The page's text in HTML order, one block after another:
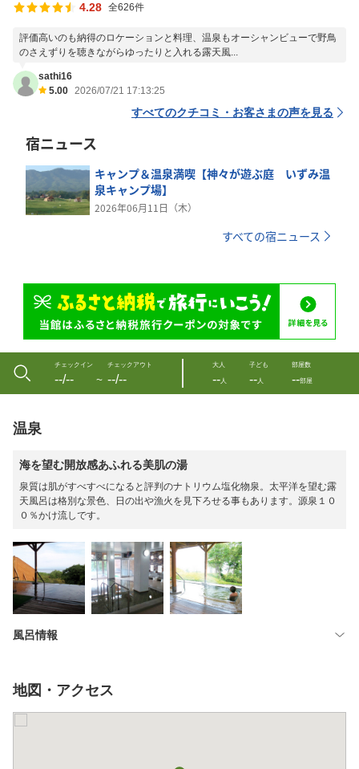
4.28 全626件
評価高いのも納得のロケーションと料理、温泉もオーシャンビューで野鳥
のさえずりを聴きながらゆったりと入れる露天風...
sathi16
5.00 2026/07/21 17:13:25
すべてのクチコミ・お客さまの声を見る
宿ニュース
キャンプ＆温泉満喫【神々が遊ぶ庭 いずみ温
泉キャンプ場】
2026年06月11日（木）
すべての宿ニュース
チェックイン
--/-- 〜
チェックアウト
--/--
大人
--人
子ども
--人
部屋数
--部屋
温泉
海を望む開放感あふれる美肌の湯
泉質は肌がすべすべになると評判のナトリウム塩化物泉。太平洋を望む露
天風呂は格別な景色、日の出や漁火を見下ろせる事もあります。源泉１０
０％かけ流しです。
風呂情報
地図・アクセス